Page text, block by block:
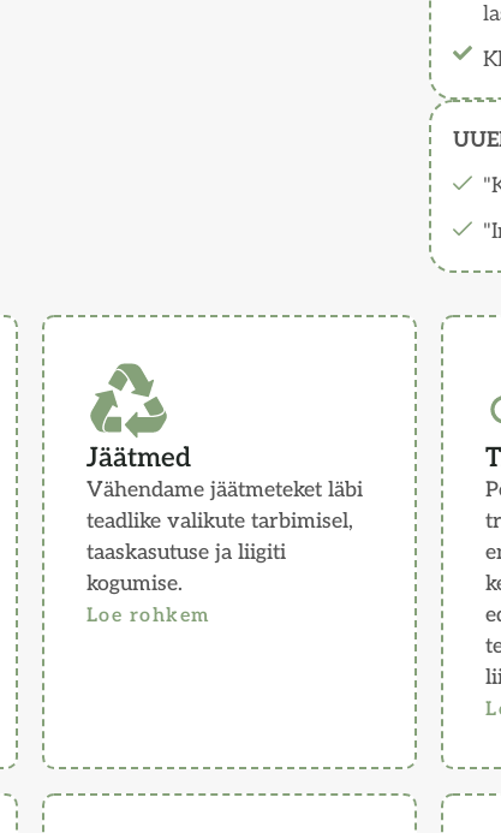
Jäätmed
Vähendame jäätmeteket läbi
teadlike valikute tarbimisel,
taaskasutuse ja liigiti
kogumise.
Loe rohkem